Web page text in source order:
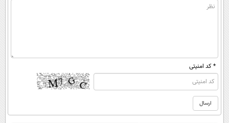
* کد امنیتی